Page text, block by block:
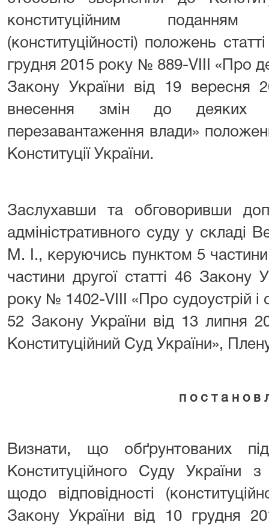
конституційним
(конституційності) положень
грудня 2015 року № 889-VIII «Про
Закону України від 19
внесення змін до деяких
перезавантаження влади»
Конституції України.
Заслухавши та обговоривши
адміністративного суду у складі
М. І., керуючись пунктом 5 частини
частини другої статті 46 Закону
року № 1402-VIII «Про судоустрій і
52 Закону України від 13 липня
Конституційний Суд України»,
п о с т а н о в
Визнати, що обґрунтованих
Конституційного Суду України
щодо відповідності
Закону України від 10 грудня